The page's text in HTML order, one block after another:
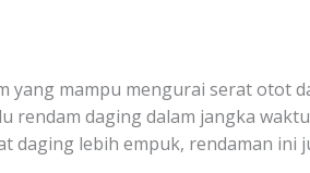
yang mampu mengurai serat otot
rendam daging dalam jangka
daging lebih empuk, rendaman